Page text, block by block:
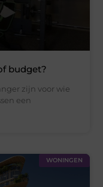
budget?
zijn voor wie
een
WONINGEN